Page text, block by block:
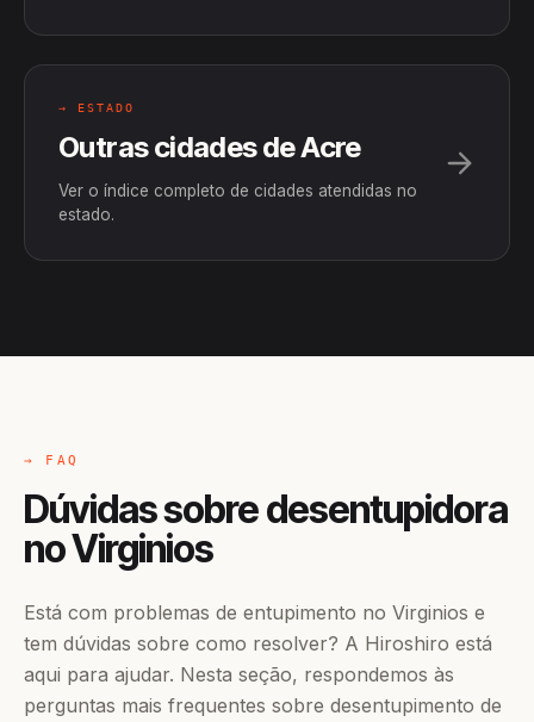
→ ESTADO
Outras cidades de Acre
Ver o índice completo de cidades atendidas no
estado.
→ FAQ
Dúvidas sobre desentupidora
no Virginios
Está com problemas de entupimento no Virginios e
tem dúvidas sobre como resolver? A Hiroshiro está
aqui para ajudar. Nesta seção, respondemos às
perguntas mais frequentes sobre desentupimento de